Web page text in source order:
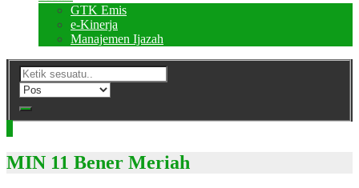
GTK Emis
e-Kinerja
Manajemen Ijazah
MIN 11 Bener Meriah